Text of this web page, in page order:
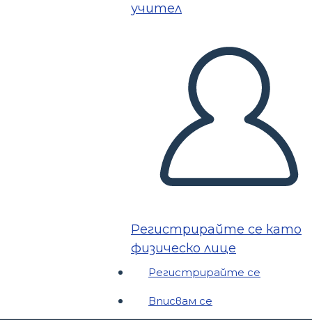
учител
Регистрирайте се като
физическо лице
Регистрирайте се
Вписвам се